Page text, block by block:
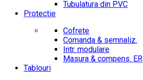
Tubulatura din PVC
Protectie
Cofrete
Comanda & semnaliz.
Intr. modulare
Masura & compens. ER
Tablouri